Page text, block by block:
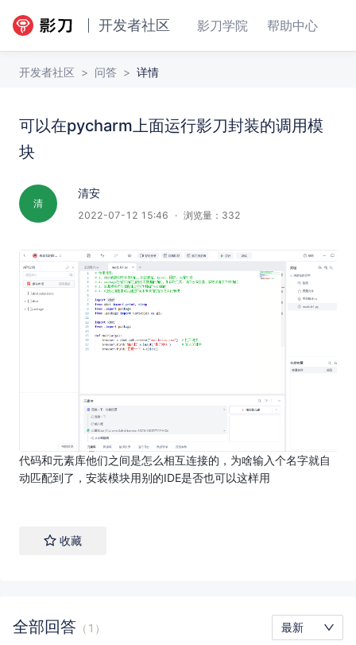
开发者社区 影刀学院 帮助中心
可以在pycharm上面运行影刀封装的调用模块 回答 收藏
开发者社区 > 问答 > 详情
可以在pycharm上面运行影刀封装的调用模
块
清
清安
2022-07-12 15:46 · 浏览量： 332
代码和元素库他们之间是怎么相互连接的，为啥输入个名字就自
动匹配到了，安装模块用别的IDE是否也可以这样用
收藏
全部回答 （ 1 ） 最新